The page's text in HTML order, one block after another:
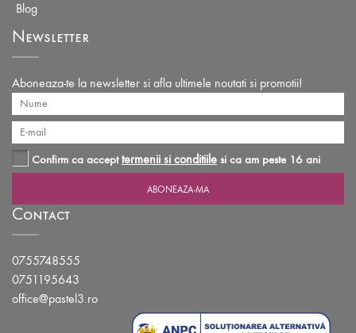
Blog
Newsletter
Aboneaza-te la newsletter si afla ultimele noutati si promotii!
Confirm ca accepttermenii si conditiile si ca am peste 16 ani
Contact
0755748555
0751195643
office@pastel3.ro